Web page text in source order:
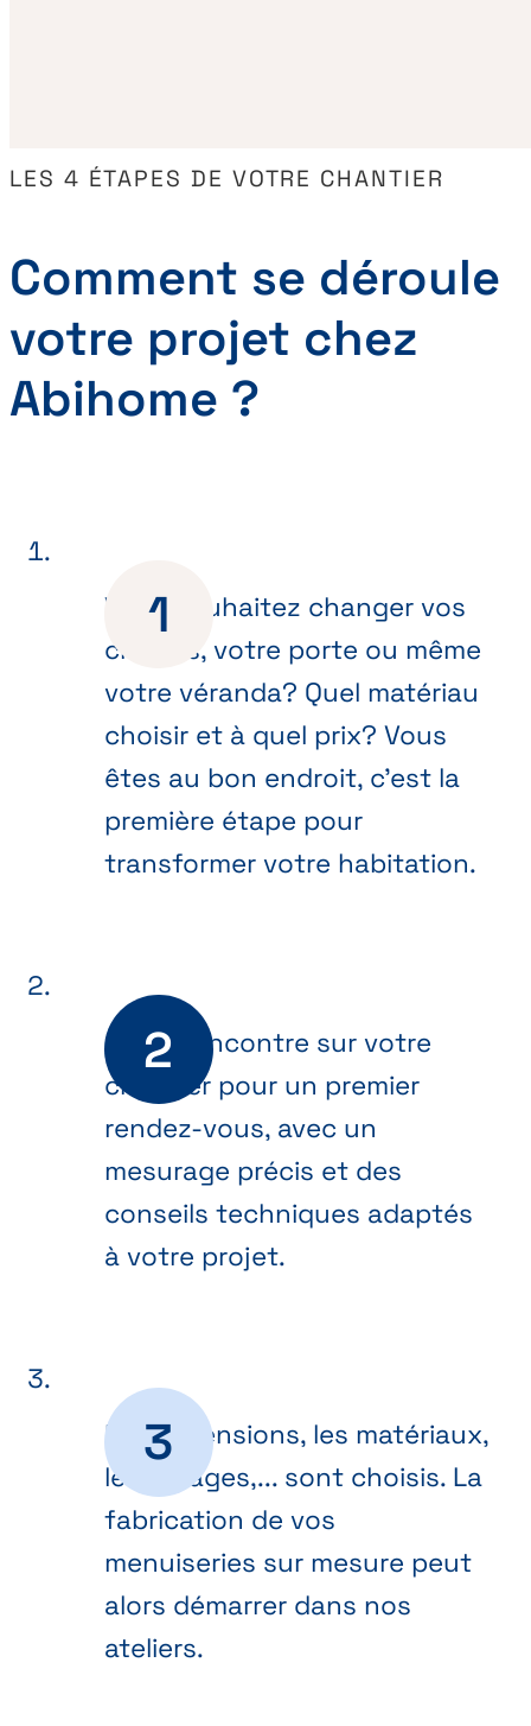
LES 4 ÉTAPES DE VOTRE CHANTIER
Comment se déroule
votre projet chez
Abihome ?
Vous souhaitez changer vos
châssis, votre porte ou même
votre véranda? Quel matériau
choisir et à quel prix? Vous
êtes au bon endroit, c’est la
première étape pour
transformer votre habitation.
On se rencontre sur votre
chantier pour un premier
rendez-vous, avec un
mesurage précis et des
conseils techniques adaptés
à votre projet.
Les dimensions, les matériaux,
les vitrages,... sont choisis. La
fabrication de vos
menuiseries sur mesure peut
alors démarrer dans nos
ateliers.